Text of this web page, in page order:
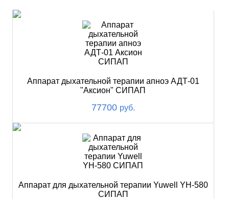
Аппарат дыхательной терапии апноэ АДТ-01
"Аксион" СИПАП
77700 руб.
Аппарат для дыхательной терапии Yuwell YH-580
СИПАП